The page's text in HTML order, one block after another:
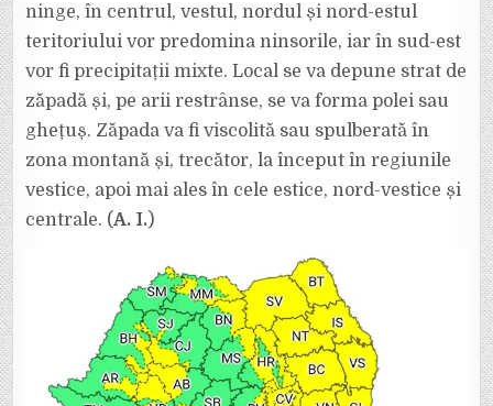
ninge, în centrul, vestul, nordul și nord-estul
teritoriului vor predomina ninsorile, iar în sud-est
vor fi precipitații mixte. Local se va depune strat de
zăpadă și, pe arii restrânse, se va forma polei sau
ghețuș. Zăpada va fi viscolită sau spulberată în
zona montană și, trecător, la început în regiunile
vestice, apoi mai ales în cele estice, nord-vestice și
centrale. (A. I.)